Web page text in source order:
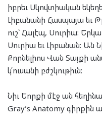
իբրեւ Սկովտիական
Լիբանանի Հասպայա եւ
ուշ՝ Հալէպ, Սուրիա:
Սուրիա եւ Լիբանան: Ան
Քորնելիոս Վան Տայքի
կ՛ուսանի բժշկութիւն:
Նիւ Եորքի մէջ ան
Gray’s Anatomy